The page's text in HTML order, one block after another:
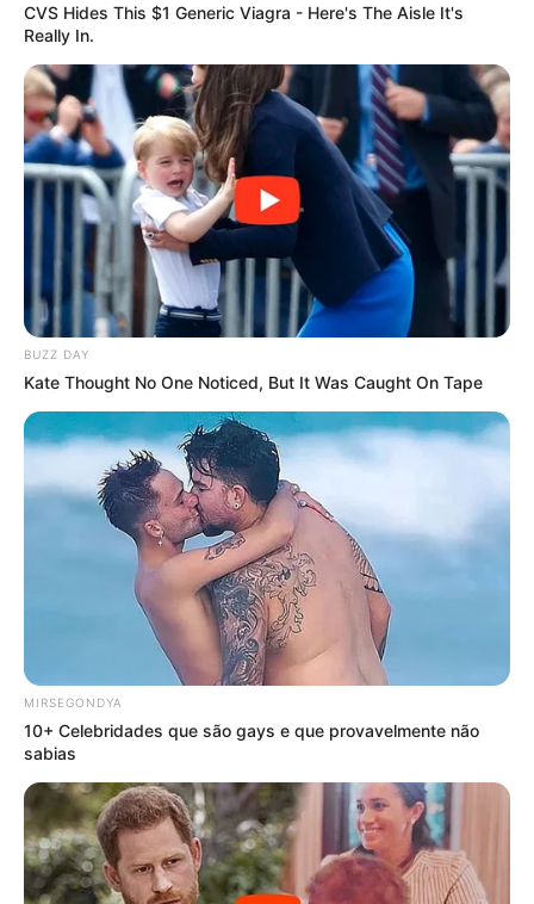
CVS Hides This $1 Generic Viagra - Here's The Aisle It's
Really In.
BUZZ DAY
Kate Thought No One Noticed, But It Was Caught On Tape
MIRSEGONDYA
10+ Celebridades que são gays e que provavelmente não
sabias